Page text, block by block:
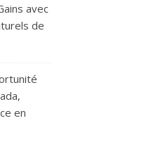
avec
de
en